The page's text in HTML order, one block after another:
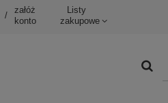
/
załóż
konto
Listy
zakupowe